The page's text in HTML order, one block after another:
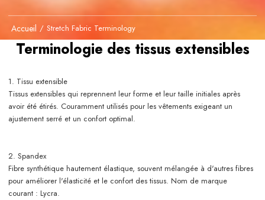
Accueil / Stretch Fabric Terminology
Terminologie des tissus extensibles
1. Tissu extensible
Tissus extensibles qui reprennent leur forme et leur taille initiales après
avoir été étirés. Couramment utilisés pour les vêtements exigeant un
ajustement serré et un confort optimal.
2. Spandex
Fibre synthétique hautement élastique, souvent mélangée à d'autres fibres
pour améliorer l'élasticité et le confort des tissus. Nom de marque
courant : Lycra.